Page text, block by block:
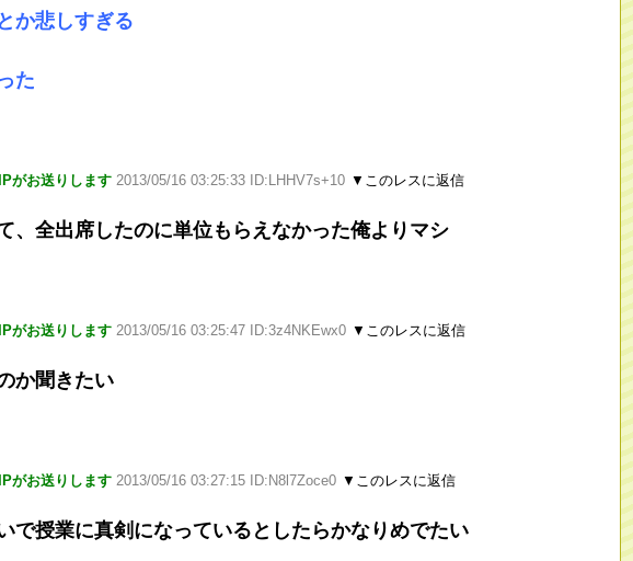
か悲しすぎる
た
がお送りします 2013/05/16 03:25:33 ID:LHHV7s+10 ▼このレスに返信
、全出席したのに単位もらえなかった俺よりマシ
がお送りします 2013/05/16 03:25:47 ID:3z4NKEwx0 ▼このレスに返信
か聞きたい
がお送りします 2013/05/16 03:27:15 ID:N8l7Zoce0 ▼このレスに返信
で授業に真剣になっているとしたらかなりめでたい